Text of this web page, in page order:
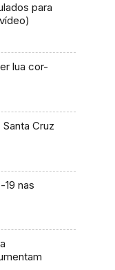
para
lua cor-
Santa Cruz
nas